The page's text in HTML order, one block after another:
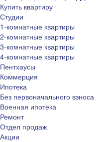
Купить квартиру
Студии
1-комнатные квартиры
2-комнатные квартиры
3-комнатные квартиры
4-комнатные квартиры
Пентхаусы
Коммерция
Ипотека
Без первоначального взноса
Военная ипотека
Ремонт
Отдел продаж
Акции